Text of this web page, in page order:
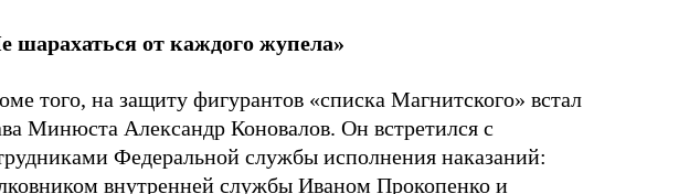
шарахаться от каждого жупела»
того, на защиту фигурантов «списка Магнитского» встал
Минюста Александр Коновалов. Он встретился с
Федеральной службы исполнения наказаний:
внутренней службы Иваном Прокопенко и